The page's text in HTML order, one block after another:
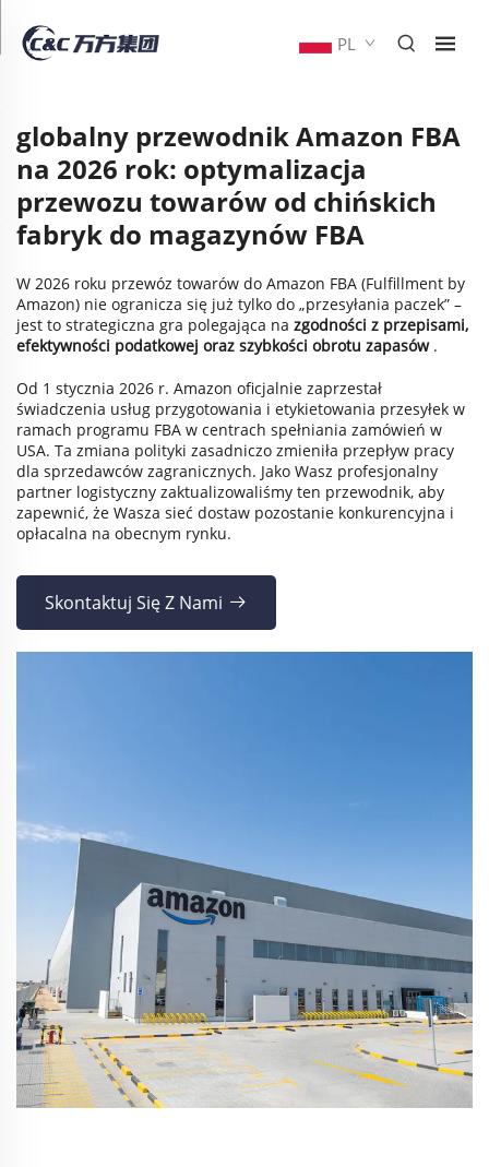
PL
globalny przewodnik Amazon FBA
na 2026 rok: optymalizacja
przewozu towarów od chińskich
fabryk do magazynów FBA
W 2026 roku przewóz towarów do Amazon FBA (Fulfillment by
Amazon) nie ogranicza się już tylko do „przesyłania paczek” –
jest to strategiczna gra polegająca na zgodności z przepisami,
efektywności podatkowej oraz szybkości obrotu zapasów .
Od 1 stycznia 2026 r. Amazon oficjalnie zaprzestał
świadczenia usług przygotowania i etykietowania przesyłek w
ramach programu FBA w centrach spełniania zamówień w
USA. Ta zmiana polityki zasadniczo zmieniła przepływ pracy
dla sprzedawców zagranicznych. Jako Wasz profesjonalny
partner logistyczny zaktualizowaliśmy ten przewodnik, aby
zapewnić, że Wasza sieć dostaw pozostanie konkurencyjna i
opłacalna na obecnym rynku.
Skontaktuj Się Z Nami